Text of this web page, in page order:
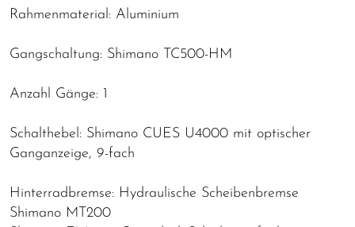
Rahmenmaterial: Aluminium
Gangschaltung: Shimano TC500-HM
Anzahl Gänge: 1
Schalthebel: Shimano CUES U4000 mit optischer
Ganganzeige, 9-fach
Hinterradbremse: Hydraulische Scheibenbremse
Shimano MT200